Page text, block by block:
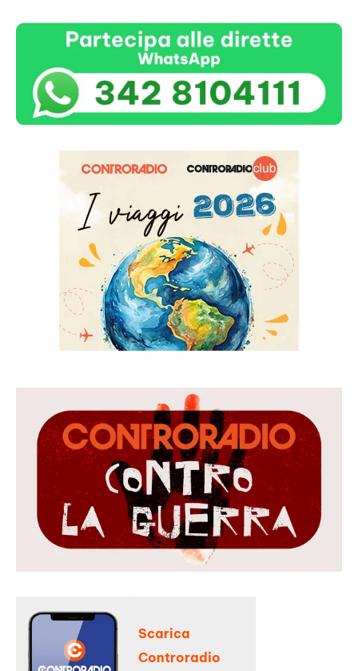
Scarica
Controradio